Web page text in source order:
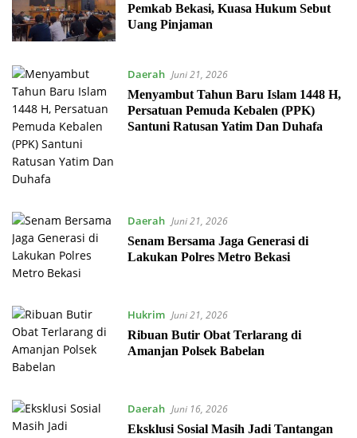
Pemkab Bekasi, Kuasa Hukum Sebut
Uang Pinjaman
Daerah Juni 21, 2026
Menyambut Tahun Baru Islam 1448 H,
Persatuan Pemuda Kebalen (PPK)
Santuni Ratusan Yatim Dan Duhafa
Daerah Juni 21, 2026
Senam Bersama Jaga Generasi di
Lakukan Polres Metro Bekasi
Hukrim Juni 21, 2026
Ribuan Butir Obat Terlarang di
Amanjan Polsek Babelan
Daerah Juni 16, 2026
Eksklusi Sosial Masih Jadi Tantangan